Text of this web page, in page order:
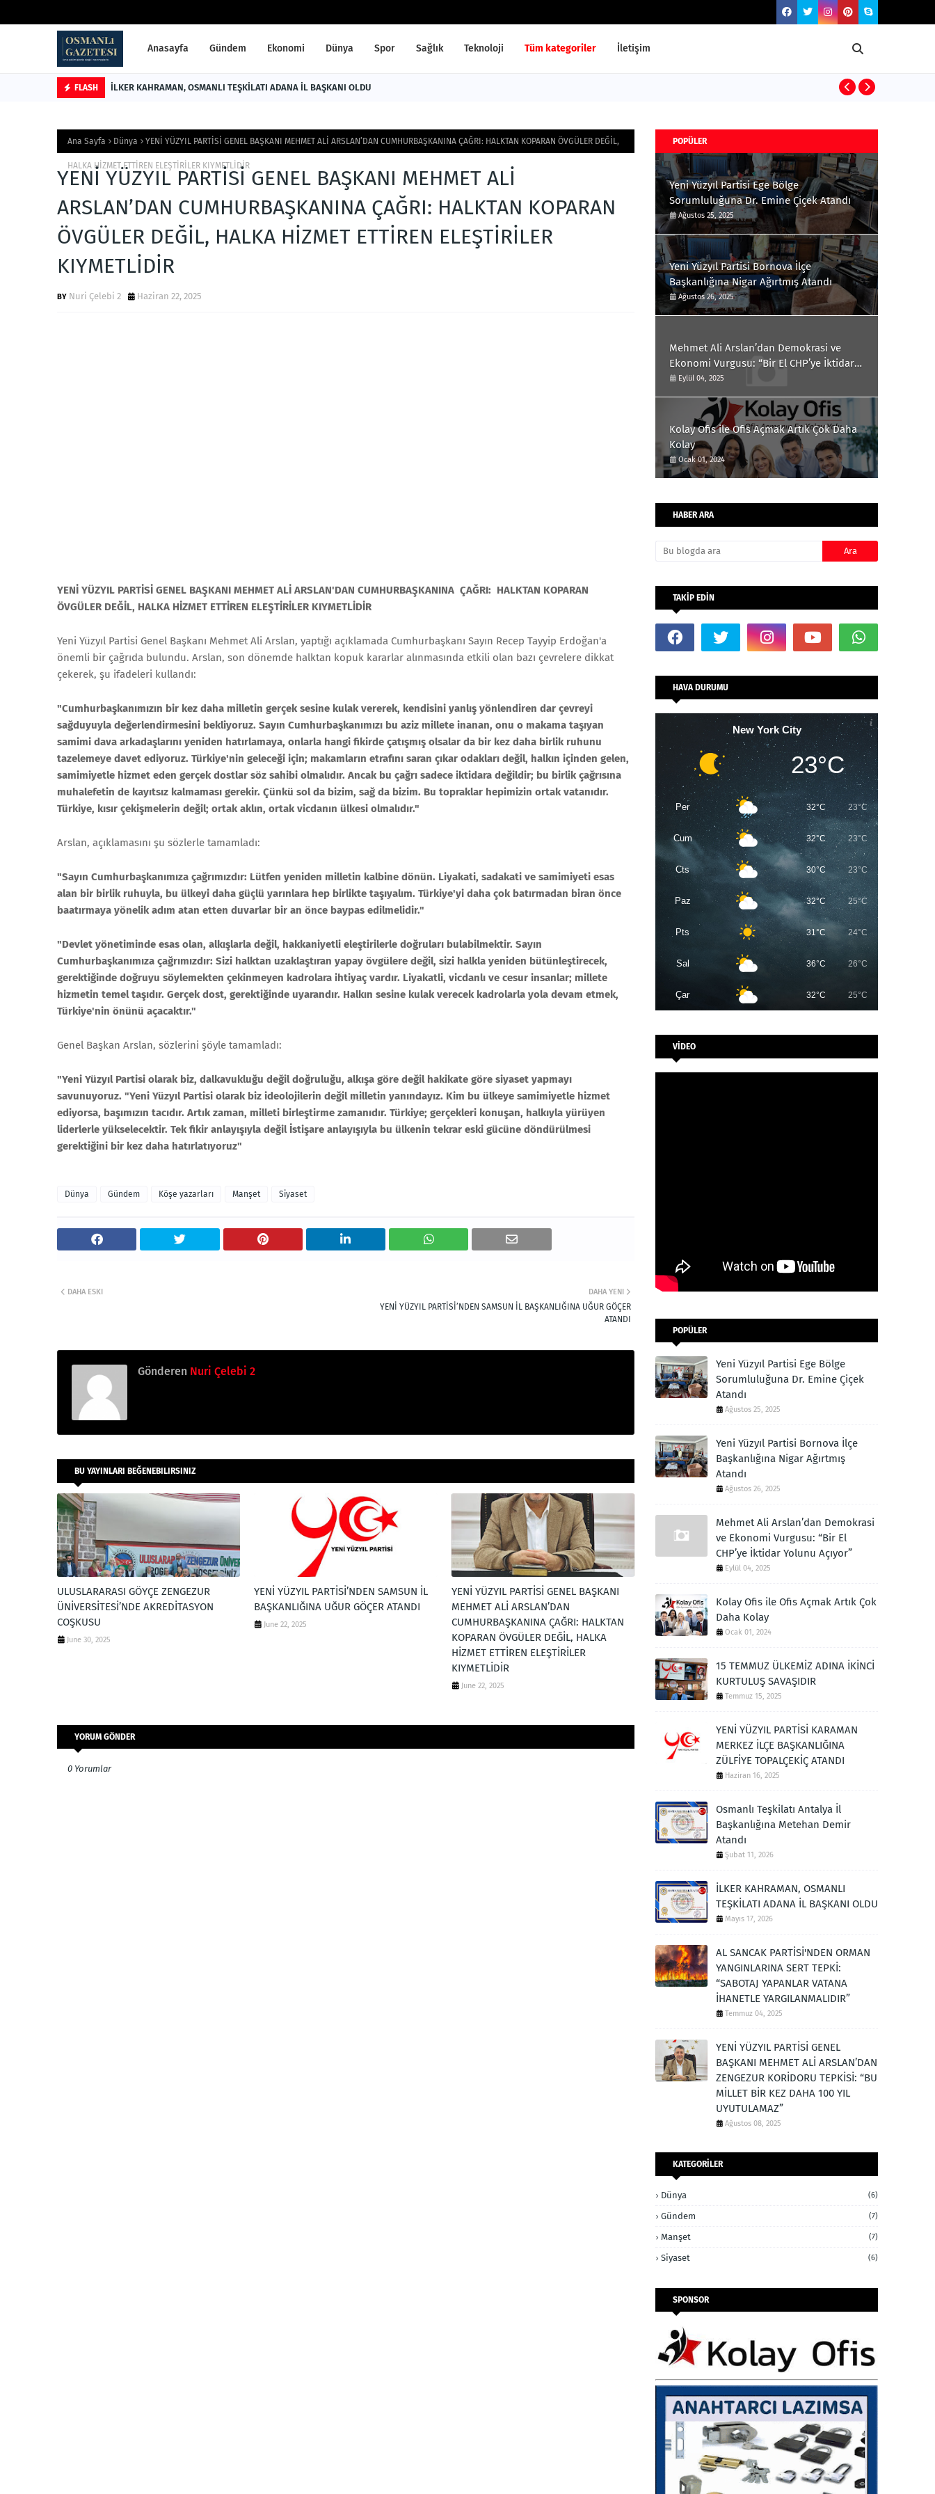
Anasayfa Gündem Ekonomi Dünya Spor Sağlık Teknoloji Tüm kategoriler İletişim
FLASH İLKER KAHRAMAN, OSMANLI TEŞKİLATI ADANA İL BAŞKANI OLDU
Ana Sayfa Dünya YENİ YÜZYIL PARTİSİ GENEL BAŞKANI MEHMET ALİ ARSLAN’DAN CUMHURBAŞKANINA ÇAĞRI: HALKTAN KOPARAN ÖVGÜLER DEĞİL,
HALKA HİZMET ETTİREN ELEŞTİRİLER KIYMETLİDİR
YENİ YÜZYIL PARTİSİ GENEL BAŞKANI MEHMET ALİ
ARSLAN’DAN CUMHURBAŞKANINA ÇAĞRI: HALKTAN KOPARAN
ÖVGÜLER DEĞİL, HALKA HİZMET ETTİREN ELEŞTİRİLER
KIYMETLİDİR
Nuri Çelebi 2 Haziran 22, 2025
YENİ YÜZYIL PARTİSİ GENEL BAŞKANI MEHMET ALİ ARSLAN'DAN CUMHURBAŞKANINA ÇAĞRI: HALKTAN KOPARAN
ÖVGÜLER DEĞİL, HALKA HİZMET ETTİREN ELEŞTİRİLER KIYMETLİDİR
Yeni Yüzyıl Partisi Genel Başkanı Mehmet Ali Arslan, yaptığı açıklamada Cumhurbaşkanı Sayın Recep Tayyip Erdoğan'a
önemli bir çağrıda bulundu. Arslan, son dönemde halktan kopuk kararlar alınmasında etkili olan bazı çevrelere dikkat
çekerek, şu ifadeleri kullandı:
"Cumhurbaşkanımızın bir kez daha milletin gerçek sesine kulak vererek, kendisini yanlış yönlendiren dar çevreyi
sağduyuyla değerlendirmesini bekliyoruz. Sayın Cumhurbaşkanımızı bu aziz millete inanan, onu o makama taşıyan
samimi dava arkadaşlarını yeniden hatırlamaya, onlarla hangi fikirde çatışmış olsalar da bir kez daha birlik ruhunu
tazelemeye davet ediyoruz. Türkiye'nin geleceği için; makamların etrafını saran çıkar odakları değil, halkın içinden gelen,
samimiyetle hizmet eden gerçek dostlar söz sahibi olmalıdır. Ancak bu çağrı sadece iktidara değildir; bu birlik çağrısına
muhalefetin de kayıtsız kalmaması gerekir. Çünkü sol da bizim, sağ da bizim. Bu topraklar hepimizin ortak vatanıdır.
Türkiye, kısır çekişmelerin değil; ortak aklın, ortak vicdanın ülkesi olmalıdır."
Arslan, açıklamasını şu sözlerle tamamladı:
"Sayın Cumhurbaşkanımıza çağrımızdır: Lütfen yeniden milletin kalbine dönün. Liyakati, sadakati ve samimiyeti esas
alan bir birlik ruhuyla, bu ülkeyi daha güçlü yarınlara hep birlikte taşıyalım. Türkiye'yi daha çok batırmadan biran önce
baatırmaya yönelik adım atan etten duvarlar bir an önce baypas edilmelidir."
"Devlet yönetiminde esas olan, alkışlarla değil, hakkaniyetli eleştirilerle doğruları bulabilmektir. Sayın
Cumhurbaşkanımıza çağrımızdır: Sizi halktan uzaklaştıran yapay övgülere değil, sizi halkla yeniden bütünleştirecek,
gerektiğinde doğruyu söylemekten çekinmeyen kadrolara ihtiyaç vardır. Liyakatli, vicdanlı ve cesur insanlar; millete
hizmetin temel taşıdır. Gerçek dost, gerektiğinde uyarandır. Halkın sesine kulak verecek kadrolarla yola devam etmek,
Türkiye'nin önünü açacaktır."
Genel Başkan Arslan, sözlerini şöyle tamamladı:
"Yeni Yüzyıl Partisi olarak biz, dalkavukluğu değil doğruluğu, alkışa göre değil hakikate göre siyaset yapmayı
savunuyoruz. "Yeni Yüzyıl Partisi olarak biz ideolojilerin değil milletin yanındayız. Kim bu ülkeye samimiyetle hizmet
ediyorsa, başımızın tacıdır. Artık zaman, milleti birleştirme zamanıdır. Türkiye; gerçekleri konuşan, halkıyla yürüyen
liderlerle yükselecektir. Tek fikir anlayışıyla değil İstişare anlayışıyla bu ülkenin tekrar eski gücüne döndürülmesi
gerektiğini bir kez daha hatırlatıyoruz"
Dünya Gündem Köşe yazarları Manşet Siyaset
DAHA YENI
YENİ YÜZYIL PARTİSİ’NDEN SAMSUN İL BAŞKANLIĞINA UĞUR GÖÇER
ATANDI
DAHA ESKI
Gönderen Nuri Çelebi 2
BU YAYINLARI BEĞENEBILIRSINIZ
ULUSLARARASI GÖYÇE ZENGEZUR
ÜNİVERSİTESİ’NDE AKREDİTASYON
COŞKUSU
June 30, 2025
YENİ YÜZYIL PARTİSİ’NDEN SAMSUN İL
BAŞKANLIĞINA UĞUR GÖÇER ATANDI
June 22, 2025
YENİ YÜZYIL PARTİSİ GENEL BAŞKANI
MEHMET ALİ ARSLAN’DAN
CUMHURBAŞKANINA ÇAĞRI: HALKTAN
KOPARAN ÖVGÜLER DEĞİL, HALKA
HİZMET ETTİREN ELEŞTİRİLER
KIYMETLİDİR
June 22, 2025
YORUM GÖNDER
0 Yorumlar
POPÜLER
Yeni Yüzyıl Partisi Ege Bölge
Sorumluluğuna Dr. Emine Çiçek Atandı
Ağustos 25, 2025
Yeni Yüzyıl Partisi Bornova İlçe
Başkanlığına Nigar Ağırtmış Atandı
Ağustos 26, 2025
Mehmet Ali Arslan’dan Demokrasi ve
Ekonomi Vurgusu: “Bir El CHP’ye İktidar
Yolunu Açıyor”
Eylül 04, 2025
Kolay Ofis ile Ofis Açmak Artık Çok Daha
Kolay
Ocak 01, 2024
HABER ARA
TAKİP EDİN
HAVA DURUMU
New York City
23°C
Per 32°C 23°C
Cum 32°C 23°C
Cts 30°C 23°C
Paz 32°C 25°C
Pts 31°C 24°C
Sal 36°C 26°C
Çar 32°C 25°C
VİDEO
POPÜLER
Yeni Yüzyıl Partisi Ege Bölge
Sorumluluğuna Dr. Emine Çiçek
Atandı
Ağustos 25, 2025
Yeni Yüzyıl Partisi Bornova İlçe
Başkanlığına Nigar Ağırtmış
Atandı
Ağustos 26, 2025
Mehmet Ali Arslan’dan Demokrasi
ve Ekonomi Vurgusu: “Bir El
CHP’ye İktidar Yolunu Açıyor”
Eylül 04, 2025
Kolay Ofis ile Ofis Açmak Artık Çok
Daha Kolay
Ocak 01, 2024
15 TEMMUZ ÜLKEMİZ ADINA İKİNCİ
KURTULUŞ SAVAŞIDIR
Temmuz 15, 2025
YENİ YÜZYIL PARTİSİ KARAMAN
MERKEZ İLÇE BAŞKANLIĞINA
ZÜLFİYE TOPALÇEKİÇ ATANDI
Haziran 16, 2025
Osmanlı Teşkilatı Antalya İl
Başkanlığına Metehan Demir
Atandı
Şubat 11, 2026
İLKER KAHRAMAN, OSMANLI
TEŞKİLATI ADANA İL BAŞKANI OLDU
Mayıs 17, 2026
AL SANCAK PARTİSİ'NDEN ORMAN
YANGINLARINA SERT TEPKİ:
“SABOTAJ YAPANLAR VATANA
İHANETLE YARGILANMALIDIR”
Temmuz 04, 2025
YENİ YÜZYIL PARTİSİ GENEL
BAŞKANI MEHMET ALİ ARSLAN’DAN
ZENGEZUR KORİDORU TEPKİSİ: “BU
MİLLET BİR KEZ DAHA 100 YIL
UYUTULAMAZ”
Ağustos 08, 2025
KATEGORİLER
Dünya (6)
Gündem (7)
Manşet (7)
Siyaset (6)
SPONSOR